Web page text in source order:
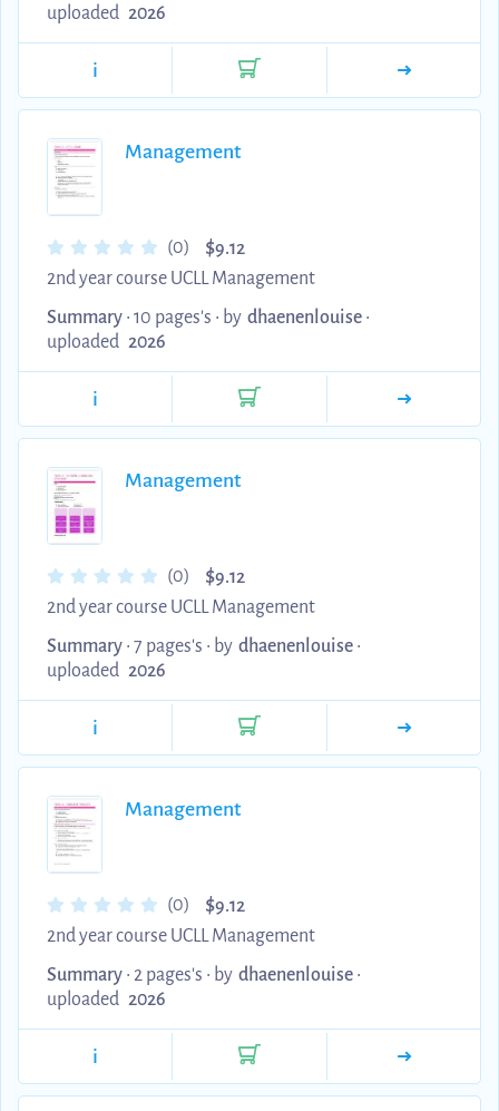
uploaded 2026
i
Management
(0) $9.12
2nd year course UCLL Management
Summary • 10 pages's • by dhaenenlouise •
uploaded 2026
i
Management
(0) $9.12
2nd year course UCLL Management
Summary • 7 pages's • by dhaenenlouise •
uploaded 2026
i
Management
(0) $9.12
2nd year course UCLL Management
Summary • 2 pages's • by dhaenenlouise •
uploaded 2026
i